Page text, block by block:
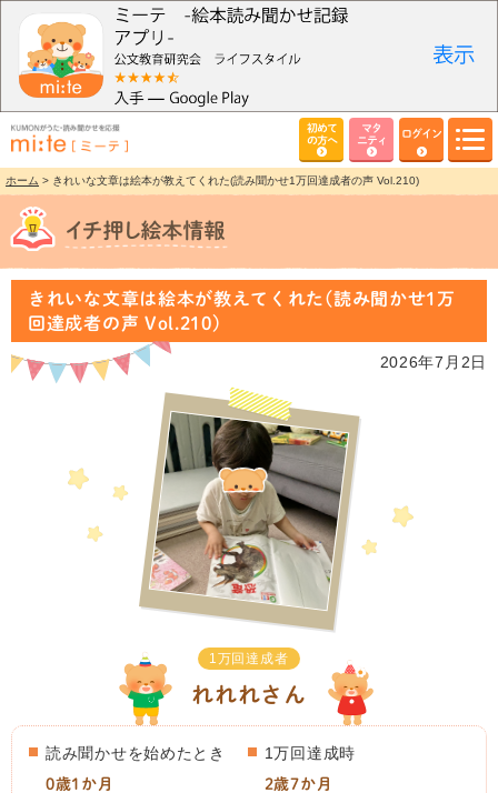
初めて
の方へ
マタ
ニティ
ログイン
ホーム > きれいな文章は絵本が教えてくれた(読み聞かせ1万回達成者の声 Vol.210)
きれいな文章は絵本が教えてくれた(読み聞かせ1万
回達成者の声 Vol.210)
2026年7月2日
1万回達成者
れれれさん
読み聞かせを始めたとき
0歳1か月
1万回達成時
2歳7か月